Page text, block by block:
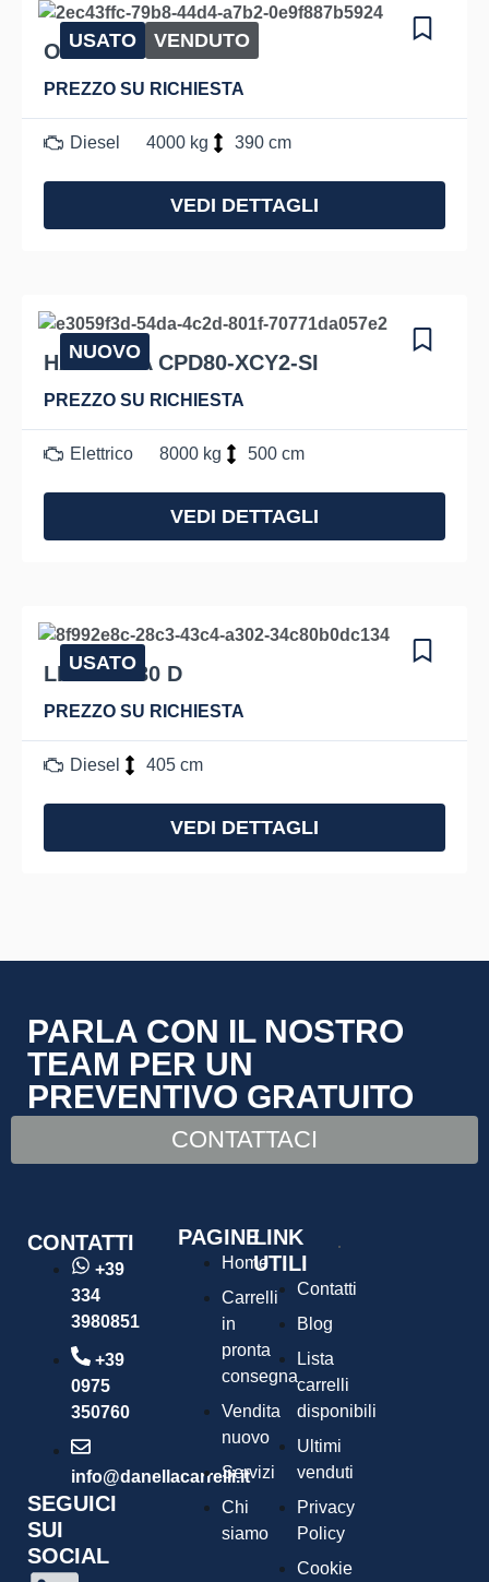
OM DI40C
PREZZO SU RICHIESTA
Diesel 4000 kg 390 cm
VEDI DETTAGLI
USATO VENDUTO
HANGCHA CPD80-XCY2-SI
PREZZO SU RICHIESTA
Elettrico 8000 kg 500 cm
VEDI DETTAGLI
NUOVO
LINDE H 30 D
PREZZO SU RICHIESTA
Diesel 405 cm
VEDI DETTAGLI
USATO
PARLA CON IL NOSTRO
TEAM PER UN
PREVENTIVO GRATUITO
CONTATTACI
CONTATTI
+39
334
3980851
+39
0975
350760
info@danellacarrelli.it
SEGUICI
SUI
SOCIAL
PAGINE
Home
Carrelli
in
pronta
consegna
Vendita
nuovo
Servizi
Chi
siamo
LINK
UTILI
Contatti
Blog
Lista
carrelli
disponibili
Ultimi
venduti
Privacy
Policy
Cookie